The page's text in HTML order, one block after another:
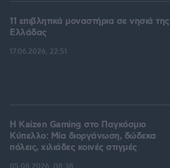
11 επιβλητικά μοναστήρια σε νησιά της
Ελλάδας
17.06.2026, 22:51
H Kaizen Gaming στο Παγκόσμιο
Kύπελλο: Μία διοργάνωση, δώδεκα
πόλεις, χιλιάδες κοινές στιγμές